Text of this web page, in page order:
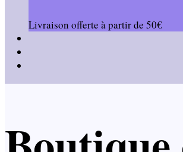
Livraison offerte à partir de 50€